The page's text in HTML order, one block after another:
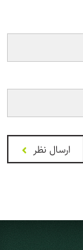
ارسال نظر